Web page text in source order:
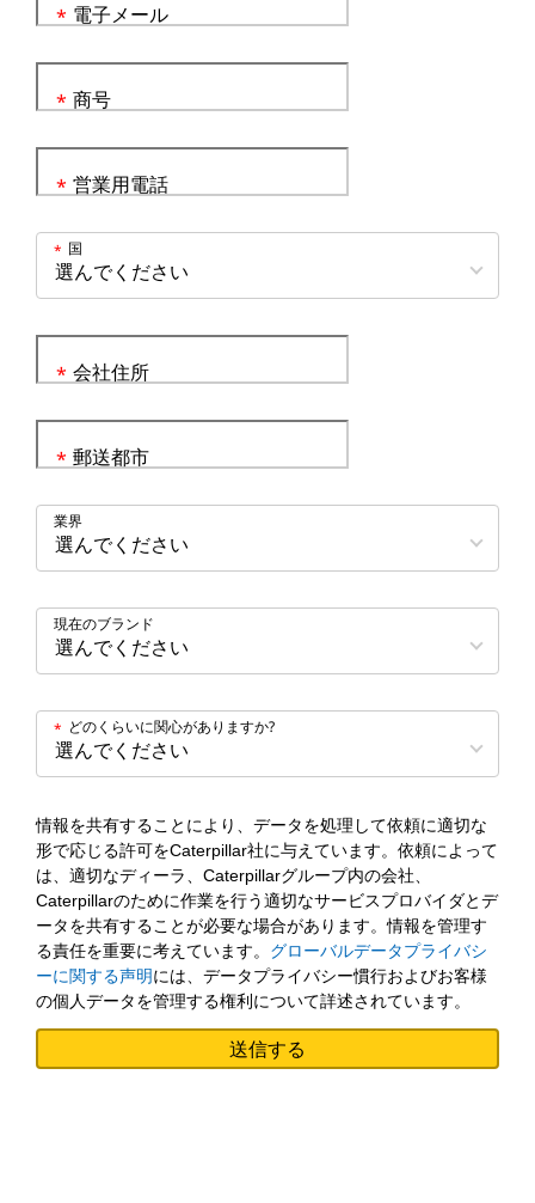
電子メール
*
商号
*
営業用電話
*
国
*
会社住所
*
郵送都市
*
業界
現在のブランド
どのくらいに関心がありますか?
*
情報を共有することにより、データを処理して依頼に適切な
形で応じる許可をCaterpillar社に与えています。依頼によって
は、適切なディーラ、Caterpillarグループ内の会社、
Caterpillarのために作業を行う適切なサービスプロバイダとデ
ータを共有することが必要な場合があります。情報を管理す
る責任を重要に考えています。 グローバルデータプライバシ
ーに関する声明には、データプライバシー慣行およびお客様
の個人データを管理する権利について詳述されています。